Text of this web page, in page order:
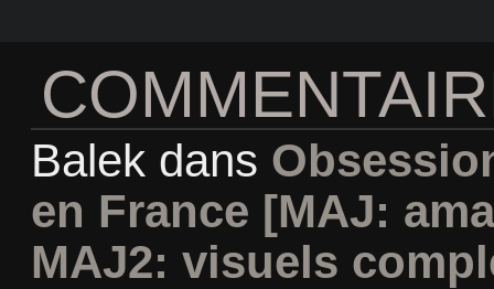
Balekdans
en France [MAJ:
MAJ2: visuels